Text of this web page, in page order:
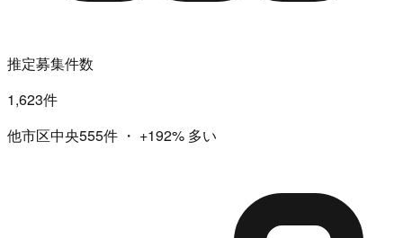
推定募集件数
1,623件
他市区中央555件 ・ +192% 多い